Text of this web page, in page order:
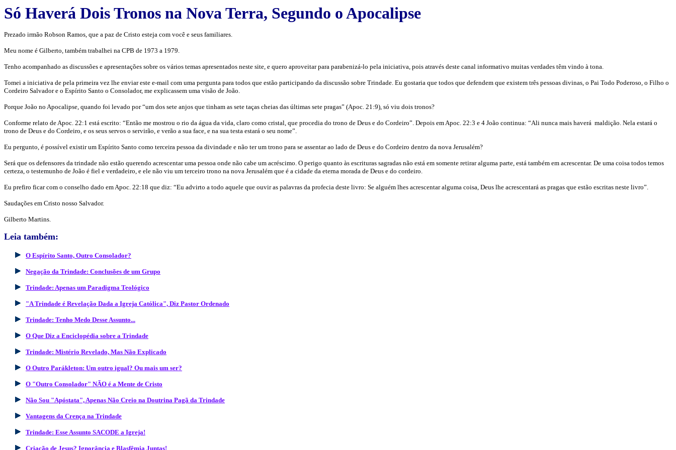
Só Haverá Dois Tronos na Nova Terra, Segundo o Apocalipse
Prezado irmão Robson Ramos, que a paz de Cristo esteja com você e seus familiares.
Meu nome é Gilberto, também trabalhei na CPB de 1973 a 1979.
Tenho acompanhado as discussões e apresentações sobre os vários temas apresentados neste site, e quero aproveitar para parabenizá-lo pela iniciativa, pois através deste canal informativo muitas verdades têm vindo à tona.
Tomei a iniciativa de pela primeira vez lhe enviar este e-mail com uma pergunta para todos que estão participando da discussão sobre Trindade. Eu gostaria que todos que defendem que existem três pessoas divinas, o Pai Todo Poderoso, o Filho o
Cordeiro Salvador e o Espírito Santo o Consolador, me explicassem uma visão de João.
Porque João no Apocalipse, quando foi levado por “um dos sete anjos que tinham as sete taças cheias das últimas sete pragas” (Apoc. 21:9), só viu dois tronos?
Conforme relato de Apoc. 22:1 está escrito: “Então me mostrou o rio da água da vida, claro como cristal, que procedia do trono de Deus e do Cordeiro”. Depois em Apoc. 22:3 e 4 João continua: “Ali nunca mais haverá maldição. Nela estará o
trono de Deus e do Cordeiro, e os seus servos o servirão, e verão a sua face, e na sua testa estará o seu nome”.
Eu pergunto, é possível existir um Espírito Santo como terceira pessoa da divindade e não ter um trono para se assentar ao lado de Deus e do Cordeiro dentro da nova Jerusalém?
Será que os defensores da trindade não estão querendo acrescentar uma pessoa onde não cabe um acréscimo. O perigo quanto às escrituras sagradas não está em somente retirar alguma parte, está também em acrescentar. De uma coisa todos temos
certeza, o testemunho de João é fiel e verdadeiro, e ele não viu um terceiro trono na nova Jerusalém que é a cidade da eterna morada de Deus e do cordeiro.
Eu prefiro ficar com o conselho dado em Apoc. 22:18 que diz: “Eu advirto a todo aquele que ouvir as palavras da profecia deste livro: Se alguém lhes acrescentar alguma coisa, Deus lhe acrescentará as pragas que estão escritas neste livro”.
Saudações em Cristo nosso Salvador.
Gilberto Martins.
Leia também:
O Espírito Santo, Outro Consolador?
Negação da Trindade: Conclusões de um Grupo
Trindade: Apenas um Paradigma Teológico
"A Trindade é Revelação Dada a Igreja Católica", Diz Pastor Ordenado
Trindade: Tenho Medo Desse Assunto...
O Que Diz a Enciclopédia sobre a Trindade
Trindade: Mistério Revelado, Mas Não Explicado
O Outro Parákleton: Um outro igual? Ou mais um ser?
O "Outro Consolador" NÃO é a Mente de Cristo
Não Sou "Apóstata", Apenas Não Creio na Doutrina Pagã da Trindade
Vantagens da Crença na Trindade
Trindade: Esse Assunto SACODE a Igreja!
Criação de Jesus? Ignorância e Blasfêmia Juntas!